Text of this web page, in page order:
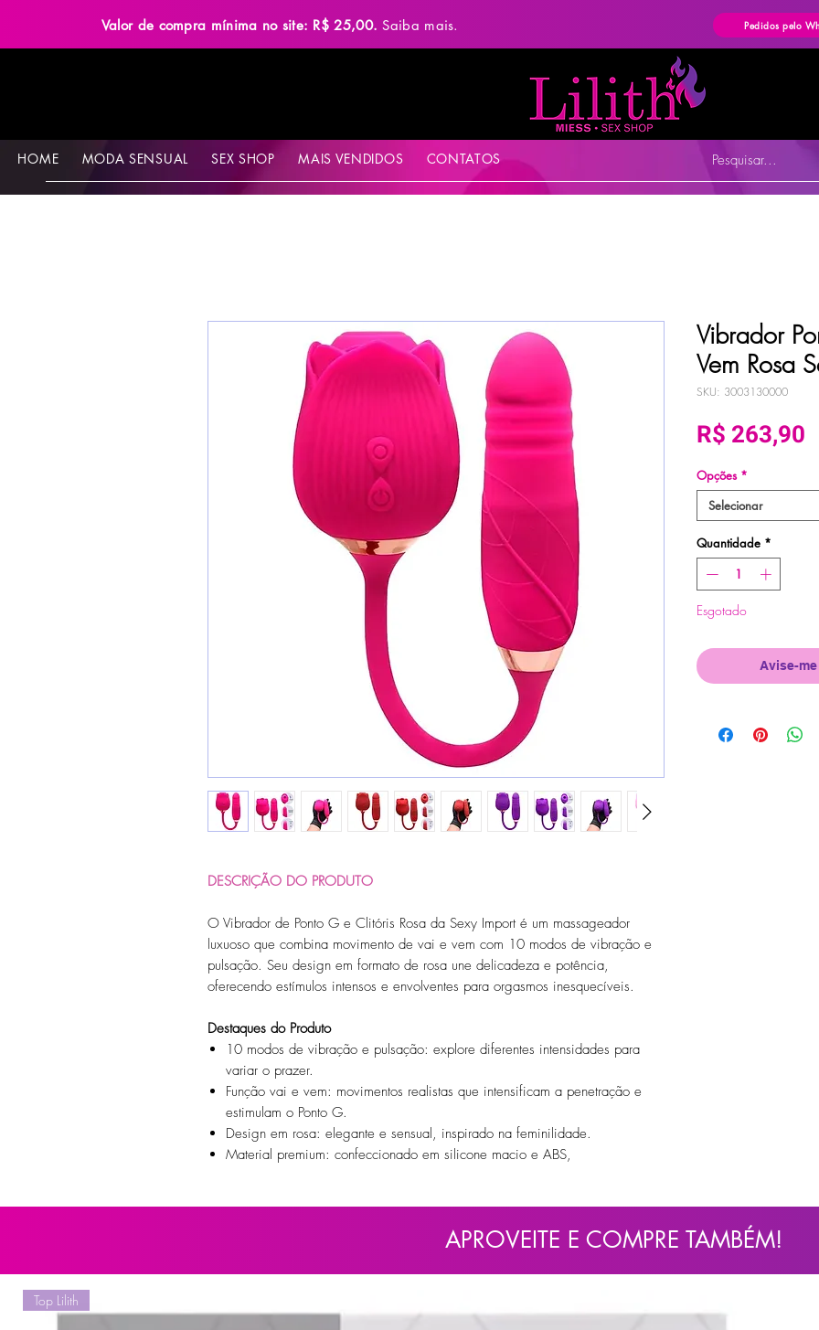
Valor de compra mínima no site: R$ 25,00.Saiba mais. Pedidos pelo
HOME MODA SENSUAL SEX SHOP MAIS VENDIDOS CONTATOS Pesquisar...
DESCRIÇÃO DO PRODUTO
O Vibrador de Ponto G e Clitóris Rosa da Sexy Import é um massageador
luxuoso que combina movimento de vai e vem com 10 modos de vibração e
pulsação. Seu design em formato de rosa une delicadeza e potência,
oferecendo estímulos intensos e envolventes para orgasmos inesquecíveis.
Destaques do Produto
10 modos de vibração e pulsação: explore diferentes intensidades para
variar o prazer.
Função vai e vem: movimentos realistas que intensificam a penetração e
estimulam o Ponto G.
Design em rosa: elegante e sensual, inspirado na feminilidade.
Material premium: confeccionado em silicone macio e ABS,
Vibrador
Vem Rosa
SKU: 3003130000
R$ 263,90
Opções *
Selecionar
Quantidade *
Esgotado
Avise-
APROVEITE E COMPRE TAMBÉM!
Top Lilith